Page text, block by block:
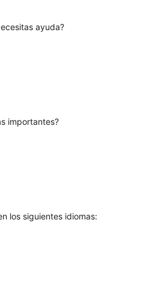
ayuda?
importantes?
los siguientes idiomas: